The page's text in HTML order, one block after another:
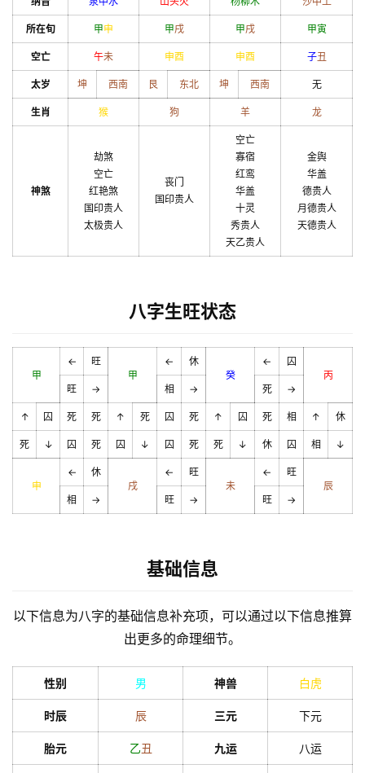
所在旬 甲申 甲戌 甲戌 甲寅
空亡 午未 申酉 申酉 子丑
太岁 坤 西南 艮 东北 坤 西南 无
生肖 猴 狗 羊 龙
神煞
劫煞
空亡
红艳煞
国印贵人
太极贵人
丧门
国印贵人
空亡
寡宿
红鸾
华盖
十灵
秀贵人
天乙贵人
金舆
华盖
德贵人
月德贵人
天德贵人
八字生旺状态
甲
←
旺
甲
←
休
癸
←
囚
丙
旺
→ 相 → 死 →
↑ 囚 死 死 ↑ 死 囚 死 ↑ 囚 死 相 ↑ 休
死 ↓ 囚 死 囚 ↓ 囚 死 死 ↓ 休 囚 相 ↓
申
←
休
戌
←
旺
未
←
旺
辰
相
→ 旺 → 旺 →
基础信息
以下信息为八字的基础信息补充项，可以通过以下信息推算
出更多的命理细节。
性别 男 神兽 白虎
时辰 辰 三元 下元
胎元 乙丑 九运 八运